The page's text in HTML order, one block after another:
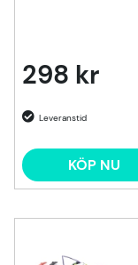
298 kr
KÖP NU